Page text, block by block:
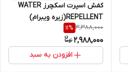
کفش اسپرت اسکچرز WATER
REPELLENT(زیره ویبرام)
3,388,000
11%
2,988,000
افزودن به سبد